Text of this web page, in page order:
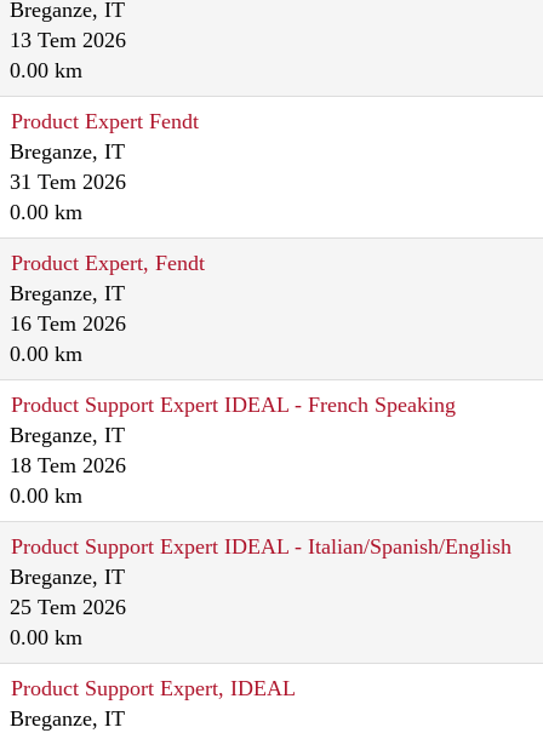
Breganze, IT
13 Tem 2026
0.00 km
Product Expert Fendt
Breganze, IT
31 Tem 2026
0.00 km
Product Expert, Fendt
Breganze, IT
16 Tem 2026
0.00 km
Product Support Expert IDEAL - French Speaking
Breganze, IT
18 Tem 2026
0.00 km
Product Support Expert IDEAL - Italian/Spanish/English
Breganze, IT
25 Tem 2026
0.00 km
Product Support Expert, IDEAL
Breganze, IT